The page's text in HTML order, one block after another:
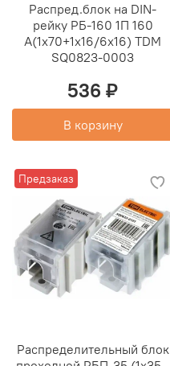
Распред.блок на DIN-
рейку РБ-160 1П 160
А(1х70+1х16/6х16) TDM
SQ0823-0003
536 ₽
В корзину
Предзаказ
Распределительный блок